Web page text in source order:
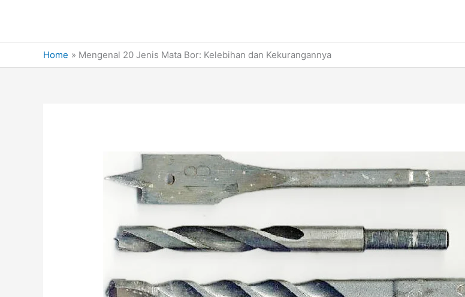
Home Mengenal 20 Jenis Mata Bor: Kelebihan dan Kekurangannya